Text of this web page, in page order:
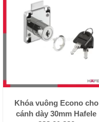
Khóa vuông Econo cho
cánh dày 30mm Hafele